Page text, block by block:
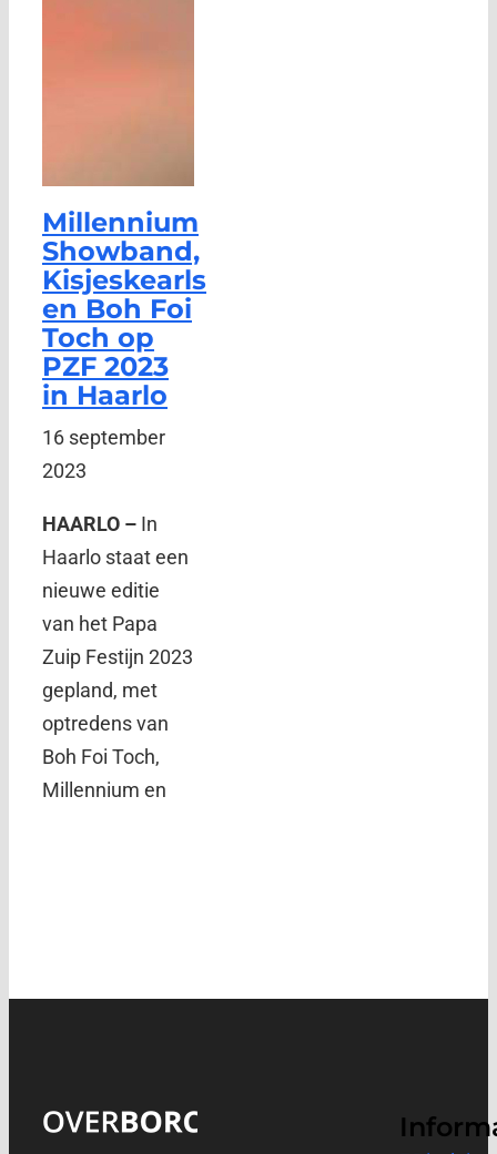
Millennium
Showband,
Kisjeskearls
en Boh Foi
Toch op
PZF 2023
in Haarlo
16 september
2023
HAARLO – In
Haarlo staat een
nieuwe editie
van het Papa
Zuip Festijn 2023
gepland, met
optredens van
Boh Foi Toch,
Millennium en